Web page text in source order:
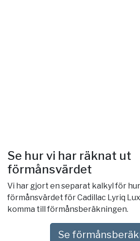
Se hur vi har räknat ut
förmånsvärdet
Vi har gjort en separat kalkyl för
förmånsvärdet för Cadillac Lyriq
komma till förmånsberäkningen.
Se